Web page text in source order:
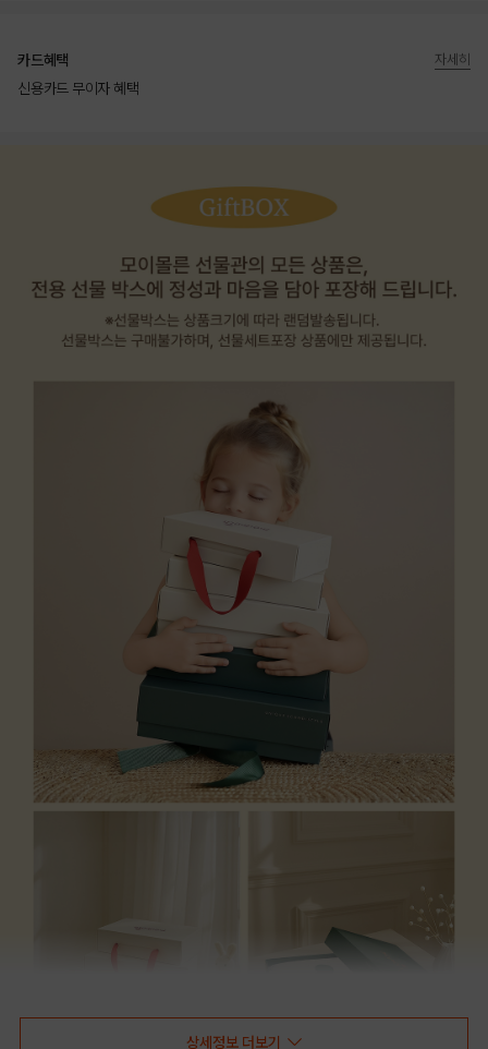
카드혜택
신용카드 무이자 혜택
자세히
상세정보 더보기